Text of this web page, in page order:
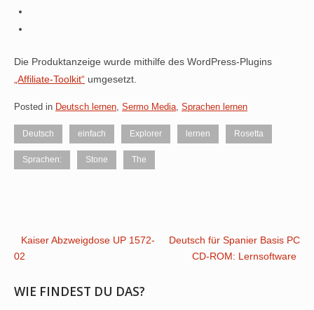
Die Produktanzeige wurde mithilfe des WordPress-Plugins
„Affiliate-Toolkit“ umgesetzt.
Posted in Deutsch lernen Sermo Media Sprachen lernen
Deutsch einfach Explorer lernen Rosetta
Sprachen: Stone The
Post
Kaiser Abzweigdose UP 1572-
02
Deutsch für Spanier Basis PC
CD-ROM: Lernsoftware
WIE FINDEST DU DAS?